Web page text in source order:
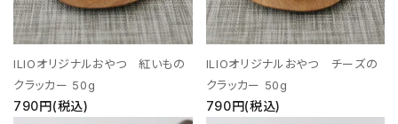
ILIOオリジナルおやつ 紅いもの
クラッカー 50g
790円(税込)
ILIOオリジナルおやつ チーズの
クラッカー 50g
790円(税込)